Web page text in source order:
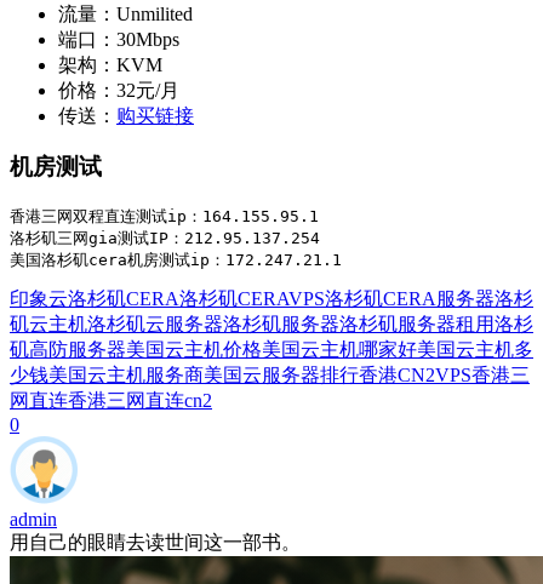
流量：Unmilited
端口：30Mbps
架构：KVM
价格：32元/月
传送： 购买链接
机房测试
香港三网双程直连测试ip：164.155.95.1
洛杉矶三网gia测试IP：212.95.137.254
美国洛杉矶cera机房测试ip：172.247.21.1
印象云洛杉矶CERA洛杉矶CERAVPS洛杉矶CERA服务器洛杉
矶云主机洛杉矶云服务器洛杉矶服务器洛杉矶服务器租用洛杉
矶高防服务器美国云主机价格美国云主机哪家好美国云主机多
少钱美国云主机服务商美国云服务器排行香港CN2VPS香港三
网直连香港三网直连cn2
0
admin
用自己的眼睛去读世间这一部书。